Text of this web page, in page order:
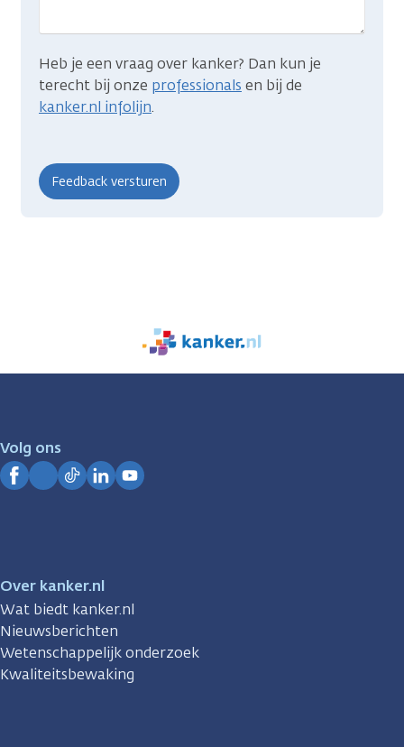
Heb je een vraag over kanker? Dan kun je
terecht bij onze professionals en bij de
kanker.nl infolijn.
We
zijn
Volg ons
Over kanker.nl
Wat biedt kanker.nl
Nieuwsberichten
Wetenschappelijk onderzoek
Kwaliteitsbewaking